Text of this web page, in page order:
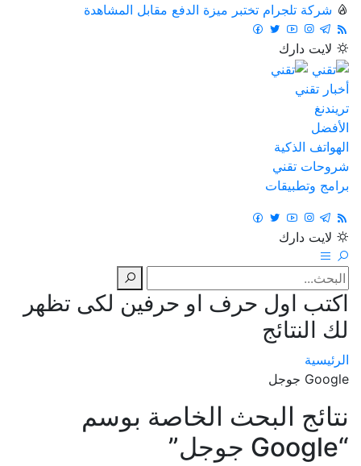
شركة تلجرام تختبر ميزة الدفع مقابل المشاهدة
لايت دارك
أخبار تقني
تريندنغ
الأفضل
الهواتف الذكية
شروحات تقني
برامج وتطبيقات
لايت دارك
اكتب اول حرف او حرفين لكى تظهر
لك النتائج
الرئيسية
Google جوجل
نتائج البحث الخاصة بوسم
“Google جوجل”